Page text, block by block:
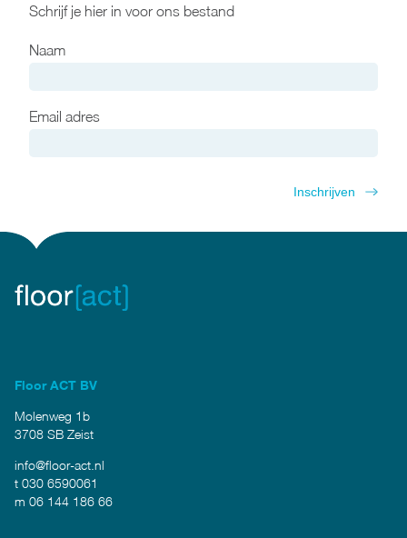
Schrijf je hier in voor ons bestand
Naam
Email adres
Floor ACT BV
Molenweg 1b
3708 SB Zeist
info@floor-act.nl
t 030 6590061
m 06 144 186 66